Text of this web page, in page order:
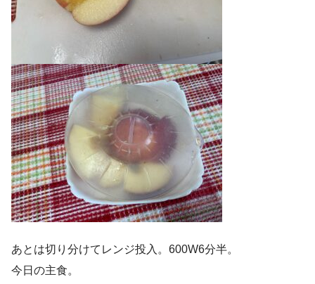
あとは切り分けてレンジ投入。600W6分半。
今日の主食。